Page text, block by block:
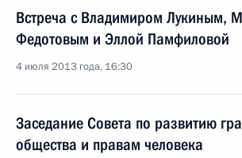
Встреча с Владимиром Лукиным,
Федотовым и Эллой Памфиловой
4 июля 2013 года, 16:30
Заседание Совета по развитию
общества и правам человека